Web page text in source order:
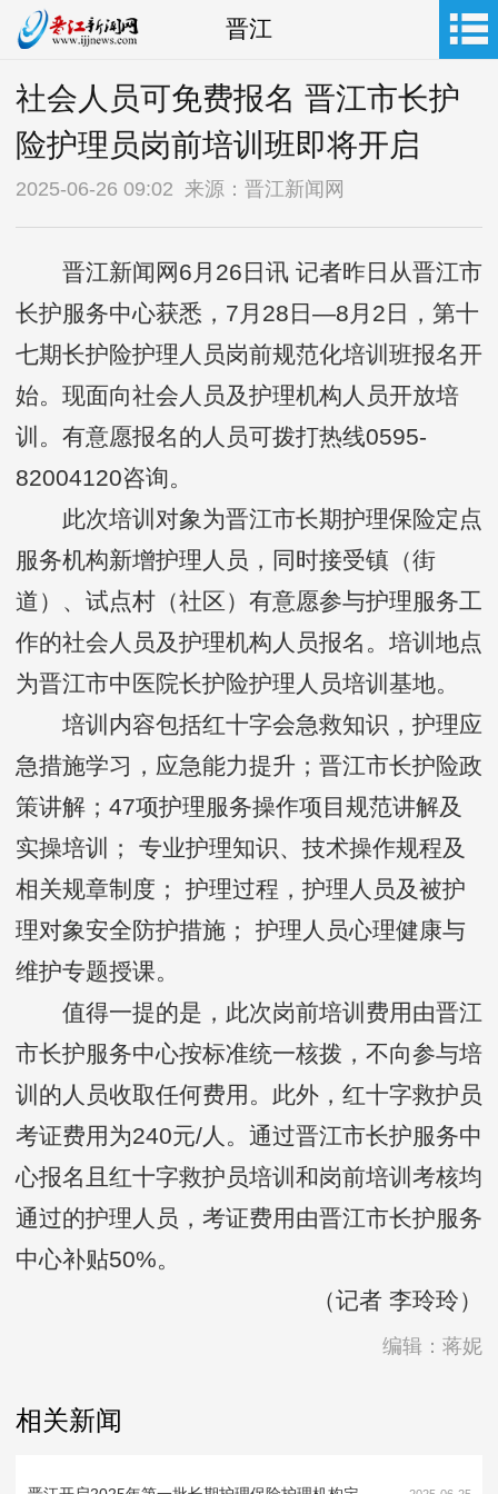
晋江
社会人员可免费报名 晋江市长护
险护理员岗前培训班即将开启
2025-06-26 09:02 来源：晋江新闻网
晋江新闻网6月26日讯 记者昨日从晋江市
长护服务中心获悉，7月28日—8月2日，第十
七期长护险护理人员岗前规范化培训班报名开
始。现面向社会人员及护理机构人员开放培
训。有意愿报名的人员可拨打热线0595-
82004120咨询。
此次培训对象为晋江市长期护理保险定点
服务机构新增护理人员，同时接受镇（街
道）、试点村（社区）有意愿参与护理服务工
作的社会人员及护理机构人员报名。培训地点
为晋江市中医院长护险护理人员培训基地。
培训内容包括红十字会急救知识，护理应
急措施学习，应急能力提升；晋江市长护险政
策讲解；47项护理服务操作项目规范讲解及
实操培训； 专业护理知识、技术操作规程及
相关规章制度； 护理过程，护理人员及被护
理对象安全防护措施； 护理人员心理健康与
维护专题授课。
值得一提的是，此次岗前培训费用由晋江
市长护服务中心按标准统一核拨，不向参与培
训的人员收取任何费用。此外，红十字救护员
考证费用为240元/人。通过晋江市长护服务中
心报名且红十字救护员培训和岗前培训考核均
通过的护理人员，考证费用由晋江市长护服务
中心补贴50%。
（记者 李玲玲）
编辑：蒋妮
相关新闻